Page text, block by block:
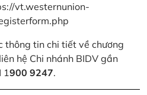
vt.westernunion-
thông tin chi tiết về chương
hệ Chi nhánh BIDV gần
1900 9247.